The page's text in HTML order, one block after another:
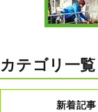
カテゴリ一覧
新着記事